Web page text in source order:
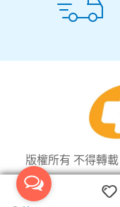
We use cookies to ensure you
版權所有 不得轉